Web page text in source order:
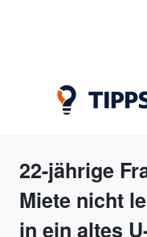
22-jährige
Miete nicht
in ein altes